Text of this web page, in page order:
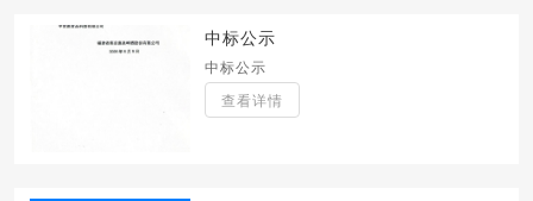
中标公示
中标公示
查看详情